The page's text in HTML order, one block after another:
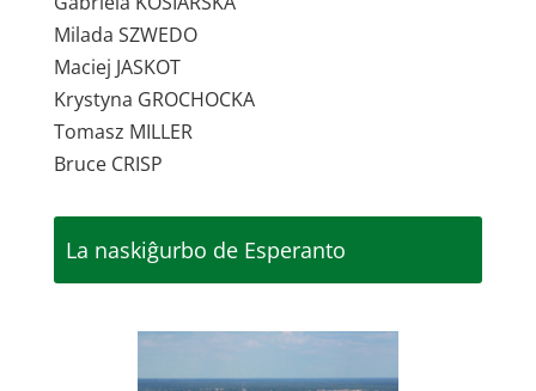
Milada SZWEDO
Maciej JASKOT
Krystyna GROCHOCKA
Tomasz MILLER
Bruce CRISP
La naskiĝurbo de Esperanto